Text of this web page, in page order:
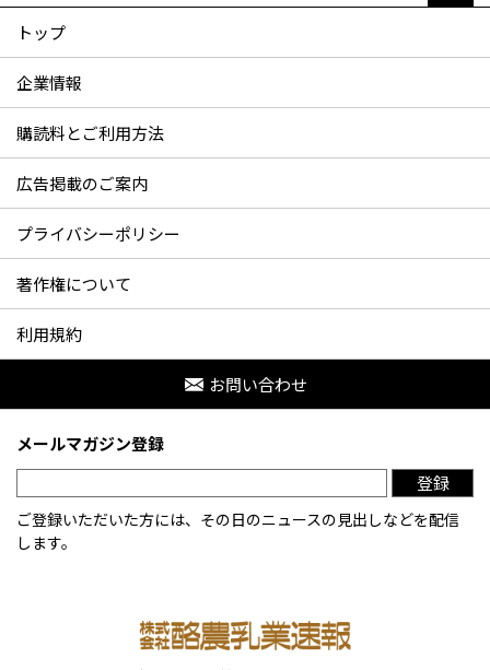
トップ
企業情報
購読料とご利用方法
広告掲載のご案内
プライバシーポリシー
著作権について
利用規約
お問い合わせ
メールマガジン登録
登録
ご登録いただいた方には、その日のニュースの見出しなどを配信
します。